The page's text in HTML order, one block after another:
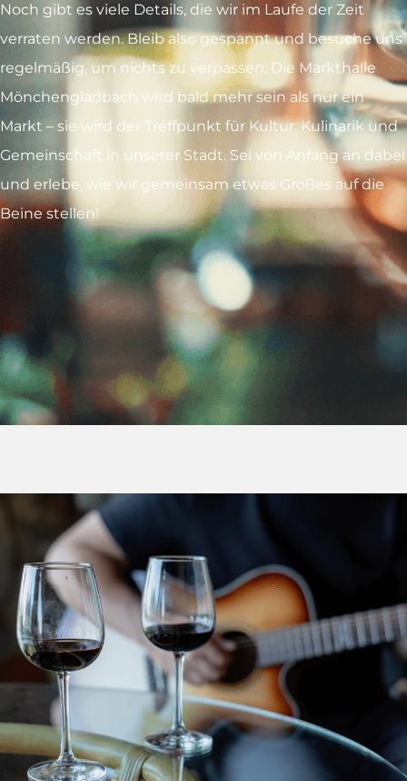
Noch gibt es viele Details, die wir im Laufe der Zeit
verraten werden. Bleib also gespannt und besuche uns
regelmäßig, um nichts zu verpassen. Die Markthalle
Mönchengladbach wird bald mehr sein als nur ein
Markt – sie wird der Treffpunkt für Kultur, Kulinarik und
Gemeinschaft in unserer Stadt. Sei von Anfang an dabei
und erlebe, wie wir gemeinsam etwas Großes auf die
Beine stellen!